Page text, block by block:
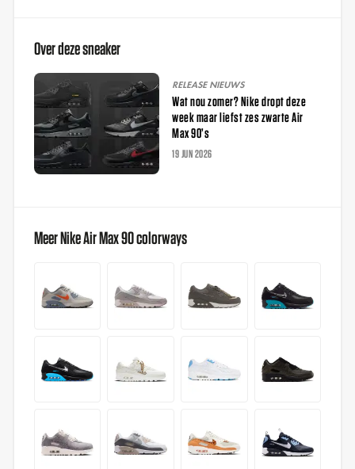
Over deze sneaker
RELEASE NIEUWS
Wat nou zomer? Nike dropt deze
week maar liefst zes zwarte Air
Max 90’s
19 JUN 2026
Meer Nike Air Max 90 colorways